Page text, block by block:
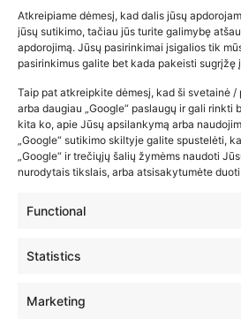
Atkreipiame dėmesį, kad dalis jūsų
jūsų sutikimo, tačiau jūs turite galimybę
apdorojimą. Jūsų pasirinkimai įsigalios tik
pasirinkimus galite bet kada pakeisti sugrįžę
Taip pat atkreipkite dėmesį, kad ši svetainė /
arba daugiau „Google“ paslaugų ir gali rinkti
kita ko, apie Jūsų apsilankymą arba
„Google“ sutikimo skiltyje galite spustelėti,
„Google“ ir trečiųjų šalių žymėms naudoti
nurodytais tikslais, arba atsisakytumėte
Functional
Statistics
Marketing
Populiariausios
kūdikių tyrelės –…
2026-02-22